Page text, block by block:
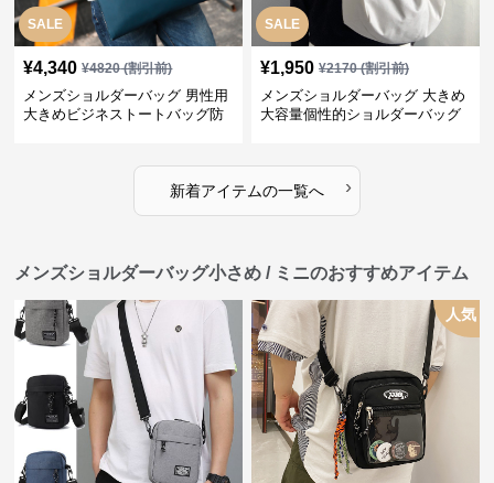
SALE
¥4,340 ¥4820(割引前)
メンズショルダーバッグ 男性用
大きめビジネストートバッグ防
SALE
¥1,950 ¥2170(割引前)
メンズショルダーバッグ 大きめ
大容量個性的ショルダーバッグ
新着アイテムの一覧へ ›
メンズショルダーバッグ小さめ / ミニのおすすめアイテム
人気